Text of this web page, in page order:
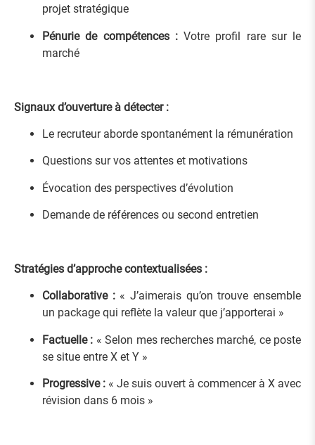
projet stratégique
Pénurie de compétences :Votre profil rare sur le
marché
Signaux d’ouverture à détecter :
Le recruteur aborde spontanément la rémunération
Questions sur vos attentes et motivations
Évocation des perspectives d’évolution
Demande de références ou second entretien
Stratégies d’approche contextualisées :
Collaborative :« J’aimerais qu’on trouve ensemble
un package qui reflète la valeur que j’apporterai »
Factuelle : « Selon mes recherches marché, ce poste
se situe entre X et Y »
Progressive : « Je suis ouvert à commencer à X avec
révision dans 6 mois »